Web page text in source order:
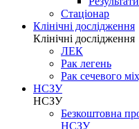
Стаціонар
Клінічні дослідження
Клінічні дослідження
ЛЕК
Рак легень
Рак сечевого
НСЗУ
НСЗУ
Безкоштовна
НСЗУ